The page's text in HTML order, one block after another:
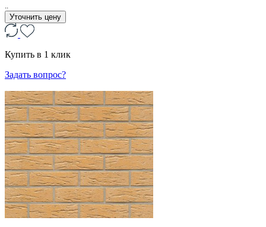
..
Уточнить цену
Купить в 1 клик
Задать вопрос?